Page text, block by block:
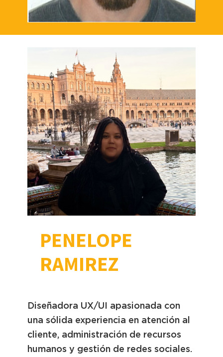
PENELOPE
RAMIREZ
Diseñadora UX/UI apasionada con
una sólida experiencia en atención al
cliente, administración de recursos
humanos y gestión de redes sociales.